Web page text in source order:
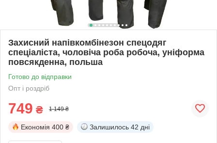
Захисний напівкомбінезон спецодяг
спеціаліста, чоловіча роба робоча, уніформа
повсякденна, польша
Готово до відправки
Опт і роздріб
749 ₴ 1 149 ₴
Економія 400 ₴ Залишилось 42 дні